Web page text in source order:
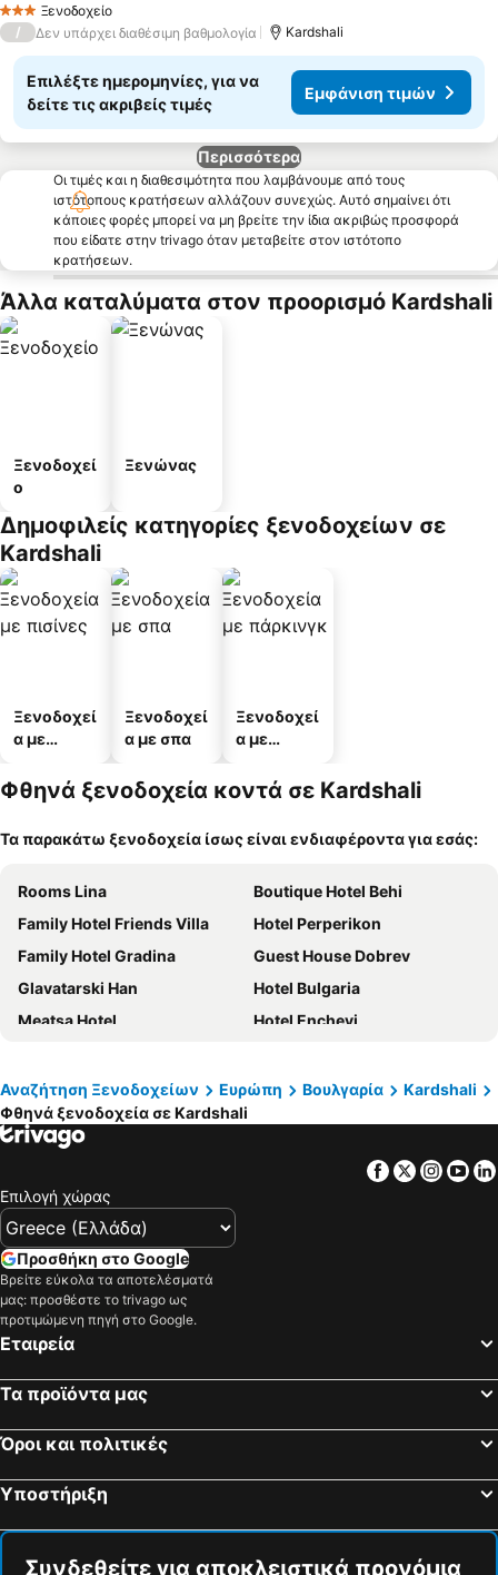
3 ΑστέριαΞενοδοχείο
/ Δεν υπάρχει διαθέσιμη βαθμολογία Kardshali
Επιλέξτε ημερομηνίες, για να
δείτε τις ακριβείς τιμές
Εμφάνιση τιμών
Περισσότερα
Οι τιμές και η διαθεσιμότητα που λαμβάνουμε από τους
ιστότοπους κρατήσεων αλλάζουν συνεχώς. Αυτό σημαίνει ότι
κάποιες φορές μπορεί να μη βρείτε την ίδια ακριβώς προσφορά
που είδατε στην trivago όταν μεταβείτε στον ιστότοπο
κρατήσεων.
Άλλα καταλύματα στον προορισμό Kardshali
Ξενοδοχεί
ο
Ξενώνας
Δημοφιλείς κατηγορίες ξενοδοχείων σε
Kardshali
Ξενοδοχεί
α με
Ξενοδοχεί
α με σπα
Ξενοδοχεί
α με
Φθηνά ξενοδοχεία κοντά σε Kardshali
Τα παρακάτω ξενοδοχεία ίσως είναι ενδιαφέροντα για εσάς:
Rooms Lina
Boutique Hotel Behi
Family Hotel Friends Villa
Hotel Perperikon
Family Hotel Gradina
Guest House Dobrev
Glavatarski Han
Hotel Bulgaria
Meatsa Hotel
Hotel Enchevi
Villa EUPHORIA
Hotel Kirkovo
Family Hotel LILIUM
Αναζήτηση Ξενοδοχείων Ευρώπη Βουλγαρία
Kardshali
Φθηνά ξενοδοχεία σε Kardshali
Facebook
Twitter
Επιλογή χώρας
Προσθήκη στο Google
Βρείτε εύκολα τα αποτελέσματά
μας: προσθέστε το trivago ως
προτιμώμενη πηγή στο Google.
Εταιρεία
Τα προϊόντα μας
Όροι και πολιτικές
Υποστήριξη
Συνδεθείτε για αποκλειστικά προνόμια